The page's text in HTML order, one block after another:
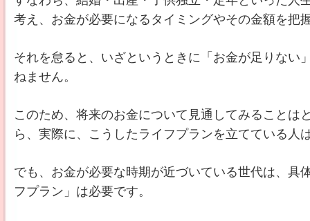
考え、お金が必要になるタイミングやその金額を把
それを怠ると、いざというときに「お金が足りない
ねません。
このため、将来のお金について見通してみることは
ら、実際に、こうしたライフプランを立てている人
でも、お金が必要な時期が近づいている世代は、具
フプラン」は必要です。